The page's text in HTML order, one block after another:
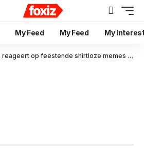
My Feed My Feed My
op feestende shirtloze memes op jacht